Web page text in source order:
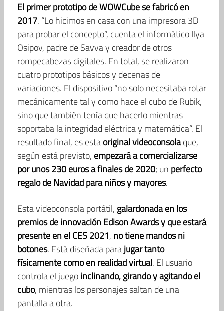
El primer prototipo de WOWCube se fabricó en
2017. “Lo hicimos en casa con una impresora 3D
para probar el concepto”, cuenta el informático Ilya
Osipov, padre de Savva y creador de otros
rompecabezas digitales. En total, se realizaron
cuatro prototipos básicos y decenas de
variaciones. El dispositivo “no solo necesitaba rotar
mecánicamente tal y como hace el cubo de Rubik,
sino que también tenía que hacerlo mientras
soportaba la integridad eléctrica y matemática”. El
resultado final, es estaoriginal videoconsolaque,
según está previsto, empezará a comercializarse
por unos 230 euros a finales de 2020; un perfecto
regalo de Navidad para niños y mayores.
Esta videoconsola portátil, galardonada en los
premios de innovación Edison Awards y que estará
presente en el CES 2021, no tiene mandos ni
botones. Está diseñada parajugar tanto
físicamente como en realidad virtual. El usuario
controla el juegoinclinando, girando y agitando el
cubo, mientras los personajes saltan de una
pantalla a otra.